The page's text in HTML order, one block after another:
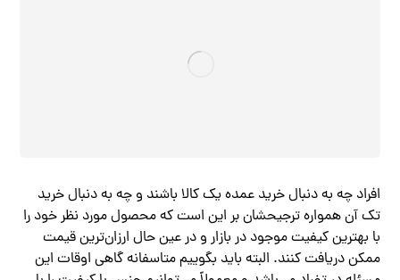
افراد چه به دنبال خرید عمده یک کالا باشند و چه به دنبال خرید
تک آن همواره ترجیحشان بر این است که محصول مورد نظر خود را
با بهترین کیفیت موجود در بازار و در عین حال ارزان‌ترین قیمت
ممکن دریافت کنند. البته باید بگوییم متاسفانه گاهی اوقات این